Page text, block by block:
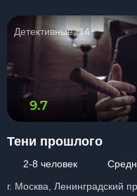
Детективные, 14+
9.7
Тени прошлого
2-8 человек
г. Москва, Ленинградский